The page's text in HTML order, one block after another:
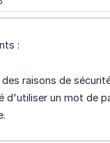
:
raisons de
d'utiliser un mot de